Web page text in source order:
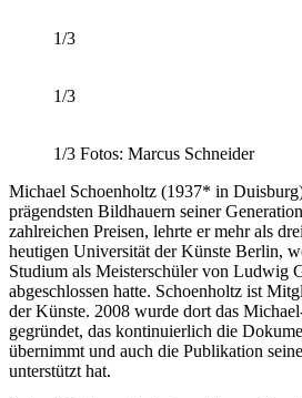
1/3
1/3
1/3 Fotos: Marcus Schneider
Michael Schoenholtz (1937* in
prägendsten Bildhauern seiner
zahlreichen Preisen, lehrte er mehr als
heutigen Universität der Künste Berlin,
Studium als Meisterschüler von Ludwig
abgeschlossen hatte. Schoenholtz ist
der Künste. 2008 wurde dort das
gegründet, das kontinuierlich die
übernimmt und auch die Publikation
unterstützt hat.